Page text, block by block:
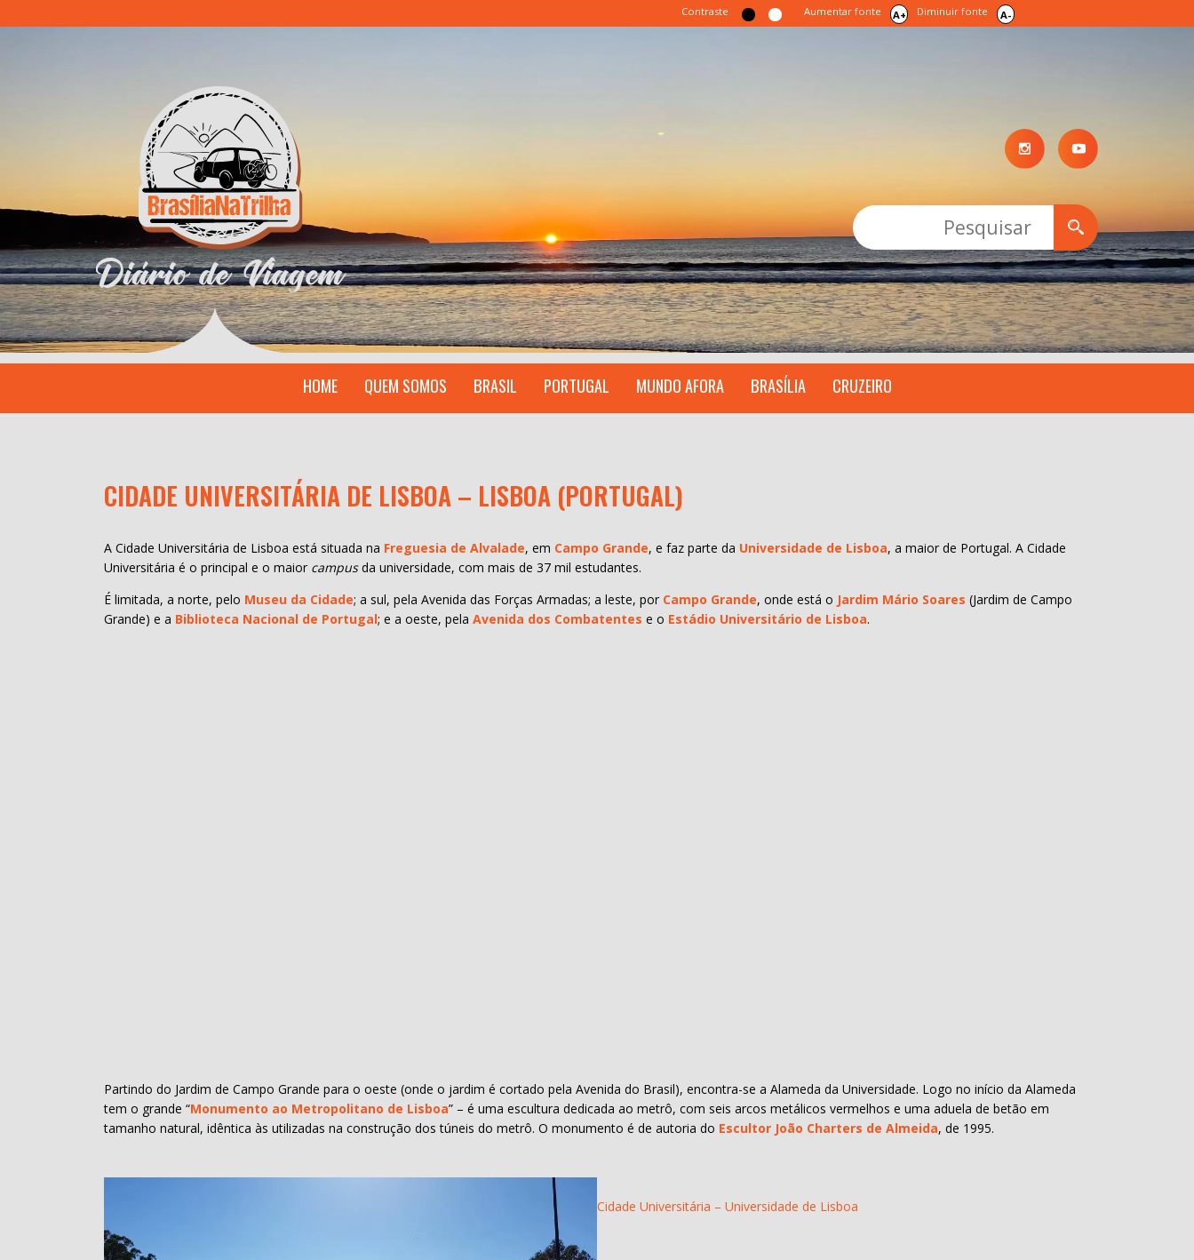
Contraste Aumentar fonte A+ Diminuir fonte A-
HOME QUEM SOMOS BRASIL PORTUGAL MUNDO AFORA BRASÍLIA CRUZEIRO
CIDADE UNIVERSITÁRIA DE LISBOA – LISBOA (PORTUGAL)
A Cidade Universitária de Lisboa está situada na Freguesia de Alvalade, em Campo Grande, e faz parte da Universidade de Lisboa, a maior de Portugal. A Cidade
Universitária é o principal e o maior campusda universidade, com mais de 37 mil estudantes.
É limitada, a norte, pelo Museu da Cidade; a sul, pela Avenida das Forças Armadas; a leste, por Campo Grande, onde está o Jardim Mário Soares (Jardim de Campo
Grande) e a Biblioteca Nacional de Portugal; e a oeste, pela Avenida dos Combatentes e o Estádio Universitário de Lisboa.
Partindo do Jardim de Campo Grande para o oeste (onde o jardim é cortado pela Avenida do Brasil), encontra-se a Alameda da Universidade. Logo no início da Alameda
tem o grande “Monumento ao Metropolitano de Lisboa” – é uma escultura dedicada ao metrô, com seis arcos metálicos vermelhos e uma aduela de betão em
tamanho natural, idêntica às utilizadas na construção dos túneis do metrô. O monumento é de autoria do Escultor João Charters de Almeida, de 1995.
Cidade Universitária – Universidade de Lisboa